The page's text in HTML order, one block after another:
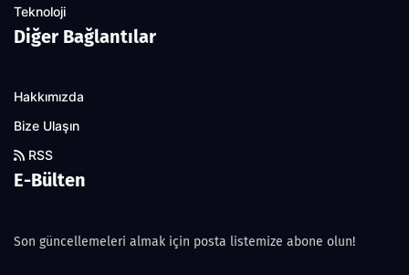
Teknoloji
Diğer Bağlantılar
Hakkımızda
Bize Ulaşın
RSS
E-Bülten
Son güncellemeleri almak için posta listemize abone olun!